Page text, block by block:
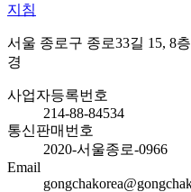
지침
서울 종로구 종로33길 15, 8
경
사업자등록번호
214-88-84534
통신판매번호
2020-서울종로-0966
Email